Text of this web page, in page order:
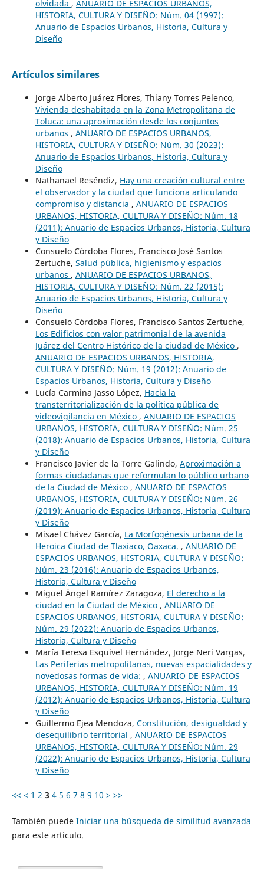
olvidada , ANUARIO DE ESPACIOS URBANOS,
HISTORIA, CULTURA Y DISEÑO: Núm. 04 (1997):
Anuario de Espacios Urbanos, Historia, Cultura y
Diseño
Artículos similares
Jorge Alberto Juárez Flores, Thiany Torres Pelenco,
Vivienda deshabitada en la Zona Metropolitana de
Toluca: una aproximación desde los conjuntos
urbanos , ANUARIO DE ESPACIOS URBANOS,
HISTORIA, CULTURA Y DISEÑO: Núm. 30 (2023):
Anuario de Espacios Urbanos, Historia, Cultura y
Diseño
Nathanael Reséndiz, Hay una creación cultural entre
el observador y la ciudad que funciona articulando
compromiso y distancia , ANUARIO DE ESPACIOS
URBANOS, HISTORIA, CULTURA Y DISEÑO: Núm. 18
(2011): Anuario de Espacios Urbanos, Historia, Cultura
y Diseño
Consuelo Córdoba Flores, Francisco José Santos
Zertuche, Salud pública, higienismo y espacios
urbanos , ANUARIO DE ESPACIOS URBANOS,
HISTORIA, CULTURA Y DISEÑO: Núm. 22 (2015):
Anuario de Espacios Urbanos, Historia, Cultura y
Diseño
Consuelo Córdoba Flores, Francisco Santos Zertuche,
Los Edificios con valor patrimonial de la avenida
Juárez del Centro Histórico de la ciudad de México ,
ANUARIO DE ESPACIOS URBANOS, HISTORIA,
CULTURA Y DISEÑO: Núm. 19 (2012): Anuario de
Espacios Urbanos, Historia, Cultura y Diseño
Lucía Carmina Jasso López, Hacia la
transterritorialización de la política pública de
videovigilancia en México , ANUARIO DE ESPACIOS
URBANOS, HISTORIA, CULTURA Y DISEÑO: Núm. 25
(2018): Anuario de Espacios Urbanos, Historia, Cultura
y Diseño
Francisco Javier de la Torre Galindo, Aproximación a
formas ciudadanas que reformulan lo público urbano
de la Ciudad de México , ANUARIO DE ESPACIOS
URBANOS, HISTORIA, CULTURA Y DISEÑO: Núm. 26
(2019): Anuario de Espacios Urbanos, Historia, Cultura
y Diseño
Misael Chávez García, La Morfogénesis urbana de la
Heroica Ciudad de Tlaxiaco, Oaxaca. , ANUARIO DE
ESPACIOS URBANOS, HISTORIA, CULTURA Y DISEÑO:
Núm. 23 (2016): Anuario de Espacios Urbanos,
Historia, Cultura y Diseño
Miguel Ángel Ramírez Zaragoza, El derecho a la
ciudad en la Ciudad de México , ANUARIO DE
ESPACIOS URBANOS, HISTORIA, CULTURA Y DISEÑO:
Núm. 29 (2022): Anuario de Espacios Urbanos,
Historia, Cultura y Diseño
María Teresa Esquivel Hernández, Jorge Neri Vargas,
Las Periferias metropolitanas, nuevas espacialidades y
novedosas formas de vida: , ANUARIO DE ESPACIOS
URBANOS, HISTORIA, CULTURA Y DISEÑO: Núm. 19
(2012): Anuario de Espacios Urbanos, Historia, Cultura
y Diseño
Guillermo Ejea Mendoza, Constitución, desigualdad y
desequilibrio territorial , ANUARIO DE ESPACIOS
URBANOS, HISTORIA, CULTURA Y DISEÑO: Núm. 29
(2022): Anuario de Espacios Urbanos, Historia, Cultura
y Diseño
<< < 1 2 3 4 5 6 7 8 9 10 > >>
También puede Iniciar una búsqueda de similitud avanzada
para este artículo.